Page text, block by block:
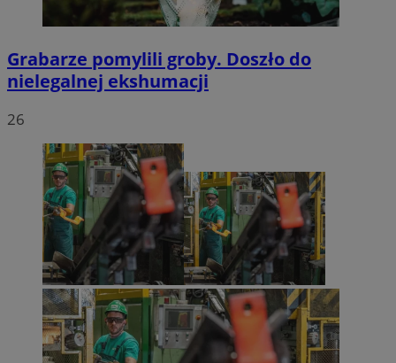
Grabarze pomylili groby. Doszło do
nielegalnej ekshumacji
26